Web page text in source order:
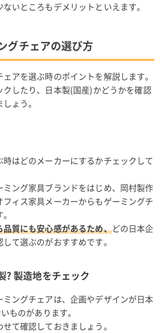
いところもデメリットといえます。
グチェアの選び方
アを選ぶ時のポイントを解説します。
クしたり、日本製(国産)かどうかを確認
ょう。
はどのメーカーにするかチェックして
ング家具ブランドをはじめ、岡村製作
ィス家具メーカーからもゲーミングチ
質にも安心感があるため、どの日本企
て選ぶのがおすすめです。
? 製造地をチェック
ングチェアは、企画やデザインが日本
ものがあります。
て確認しておきましょう。